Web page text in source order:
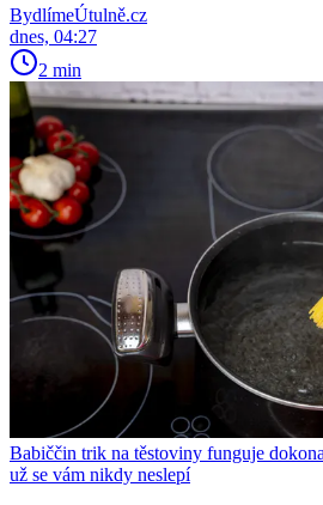
BydlímeÚtulně.cz
dnes, 04:27
2 min
Babiččin trik na těstoviny funguje
už se vám nikdy neslepí